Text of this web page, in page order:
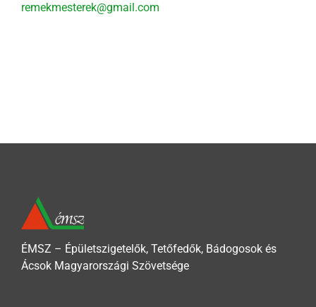
remekmesterek@gmail.com
ÉMSZ – Épületszigetelők, Tetőfedők, Bádogosok és
Ácsok Magyarországi Szövetsége